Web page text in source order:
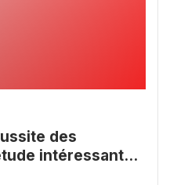
des
intéressante